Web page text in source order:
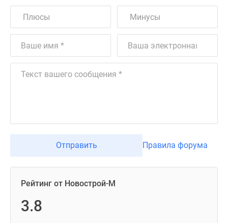
Отправить Правила форума
Рейтинг от Новострой-М
3.8